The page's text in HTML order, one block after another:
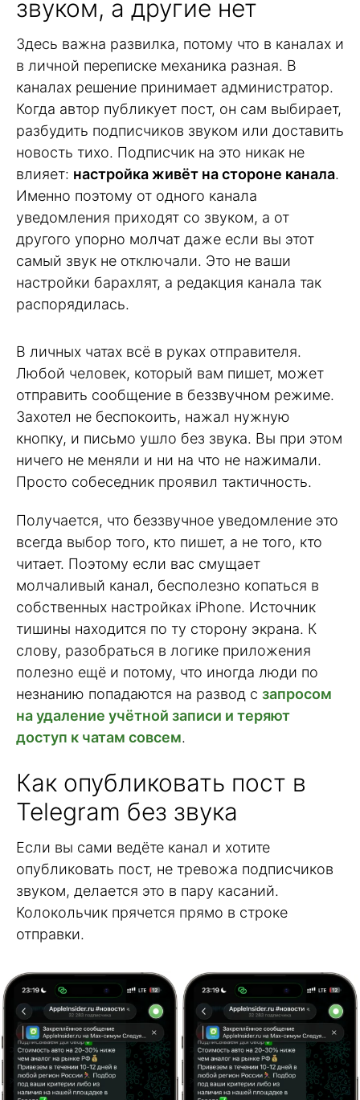
звуком, а другие нет
Здесь важна развилка, потому что в каналах и
в личной переписке механика разная. В
каналах решение принимает администратор.
Когда автор публикует пост, он сам выбирает,
разбудить подписчиков звуком или доставить
новость тихо. Подписчик на это никак не
влияет: настройка живёт на стороне канала.
Именно поэтому от одного канала
уведомления приходят со звуком, а от
другого упорно молчат даже если вы этот
самый звук не отключали. Это не ваши
настройки барахлят, а редакция канала так
распорядилась.
В личных чатах всё в руках отправителя.
Любой человек, который вам пишет, может
отправить сообщение в беззвучном режиме.
Захотел не беспокоить, нажал нужную
кнопку, и письмо ушло без звука. Вы при этом
ничего не меняли и ни на что не нажимали.
Просто собеседник проявил тактичность.
Получается, что беззвучное уведомление это
всегда выбор того, кто пишет, а не того, кто
читает. Поэтому если вас смущает
молчаливый канал, бесполезно копаться в
собственных настройках iPhone. Источник
тишины находится по ту сторону экрана. К
слову, разобраться в логике приложения
полезно ещё и потому, что иногда люди по
незнанию попадаются на развод с запросом
на удаление учётной записи и теряют
доступ к чатам совсем.
Как опубликовать пост в
Telegram без звука
Если вы сами ведёте канал и хотите
опубликовать пост, не тревожа подписчиков
звуком, делается это в пару касаний.
Колокольчик прячется прямо в строке
отправки.